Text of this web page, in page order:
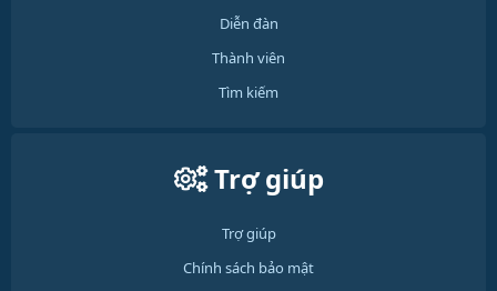
Diễn đàn
Thành viên
Tìm kiếm
Trợ giúp
Trợ giúp
Chính sách bảo mật